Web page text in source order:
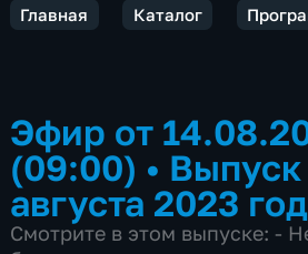
Главная Каталог
Эфир от
(09:00) • Выпуск
августа 2023
Смотрите в этом выпуске: -